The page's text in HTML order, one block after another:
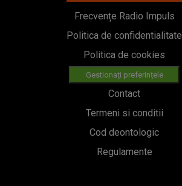
Frecvențe Radio Impuls
Politica de confidentialitate
Politica de cookies
Gestionați preferințele
Contact
Termeni si conditii
Cod deontologic
Regulamente